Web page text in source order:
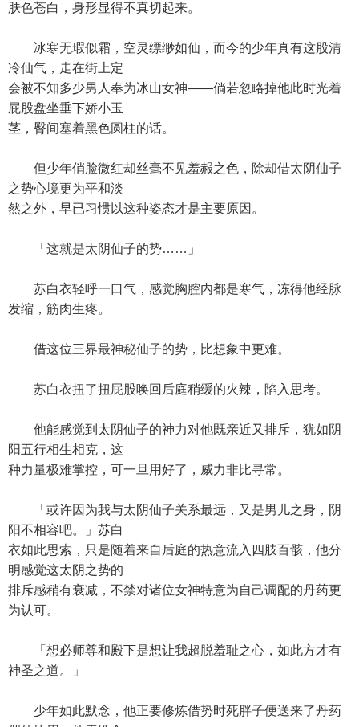
肤色苍白，身形显得不真切起来。
冰寒无瑕似霜，空灵缥缈如仙，而今的少年真有这股清
冷仙气，走在街上定
会被不知多少男人奉为冰山女神——倘若忽略掉他此时光着
屁股盘坐垂下娇小玉
茎，臀间塞着黑色圆柱的话。
但少年俏脸微红却丝毫不见羞赧之色，除却借太阴仙子
之势心境更为平和淡
然之外，早已习惯以这种姿态才是主要原因。
「这就是太阴仙子的势……」
苏白衣轻呼一口气，感觉胸腔内都是寒气，冻得他经脉
发缩，筋肉生疼。
借这位三界最神秘仙子的势，比想象中更难。
苏白衣扭了扭屁股唤回后庭稍缓的火辣，陷入思考。
他能感觉到太阴仙子的神力对他既亲近又排斥，犹如阴
阳五行相生相克，这
种力量极难掌控，可一旦用好了，威力非比寻常。
「或许因为我与太阴仙子关系最远，又是男儿之身，阴
阳不相容吧。」苏白
衣如此思索，只是随着来自后庭的热意流入四肢百骸，他分
明感觉这太阴之势的
排斥感稍有衰减，不禁对诸位女神特意为自己调配的丹药更
为认可。
「想必师尊和殿下是想让我超脱羞耻之心，如此方才有
神圣之道。」
少年如此默念，他正要修炼借势时死胖子便送来了丹药